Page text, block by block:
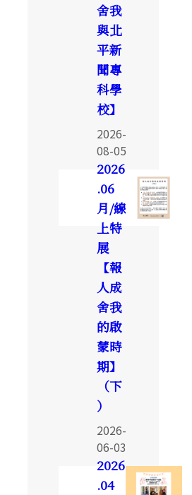
舍我
與北
平新
聞專
科學
校】
2026-
08-05
2026
.06
月/線
上特
展
【報
人成
舍我
的啟
蒙時
期】
（下
）
2026-
06-03
2026
.04